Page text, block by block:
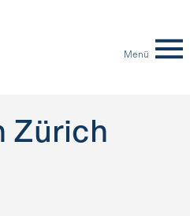
Menü
Zürich